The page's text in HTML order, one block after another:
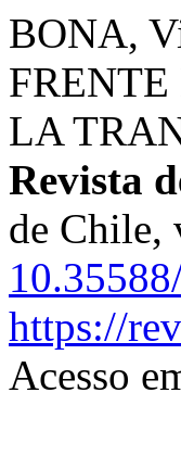
BONA,
LA
Revista
de Chile,
https://
Acesso